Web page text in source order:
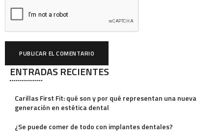
ENTRADAS RECIENTES
Carillas First Fit: qué son y por qué representan una nueva
generación en estética dental
¿Se puede comer de todo con implantes dentales?